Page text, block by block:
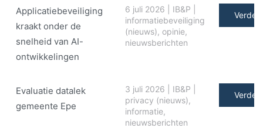
Applicatiebeveiliging
kraakt onder de
snelheid van AI-
ontwikkelingen
6 juli 2026 IB&P
informatiebeveiliging
(nieuws), opinie,
nieuwsberichten
Verder
Evaluatie datalek
gemeente Epe
3 juli 2026 IB&P
privacy (nieuws),
informatie,
nieuwsberichten
Verder